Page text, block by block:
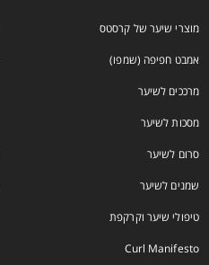
מוצרי שיער של קרסטס
אמבט חפיפה (שמפו)
מרככים לשיער
מסכות לשיער
סרום לשיער
שמנים לשיער
טיפולי שיער וקרקפת
Curl Manifesto